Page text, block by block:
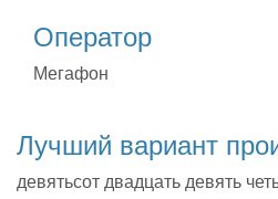
Оператор
Мегафон
Лучший вариант
девятьсот двадцать девять